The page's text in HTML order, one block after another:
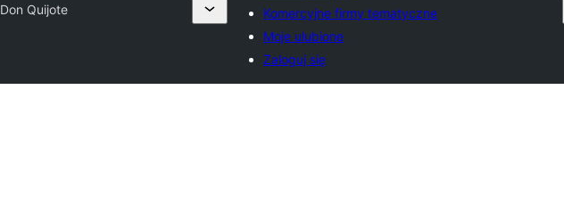
Don Quijote
Komercyjne firmy tematyczne
Moje ulubione
Zaloguj się